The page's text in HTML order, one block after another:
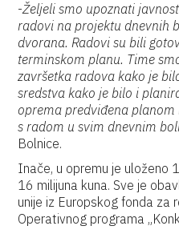
-Željeli smo upoznati
radovi na projektu dnevnih
dvorana. Radovi su bili
terminskom planu. Time
završetka radova kako je
sredstva kako je bilo i
oprema predviđena
s radom u svim dnevnim
Bolnice.
Inače, u opremu je uloženo
16 milijuna kuna. Sve je
unije iz Europskog fonda za
Operativnog programa